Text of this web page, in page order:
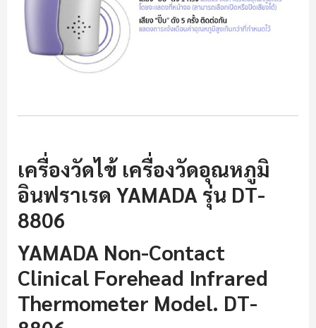
เครื่องวัดไข้ เครื่องวัดอุณหภูมิ
อินฟราเรด YAMADA รุ่น DT-
8806
YAMADA Non-Contact
Clinical Forehead Infrared
Thermometer Model. DT-